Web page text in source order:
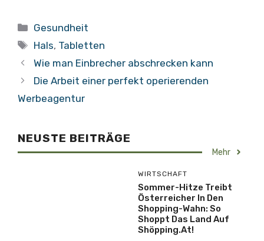
Kategorien
Gesundheit
Schlagwörter
Hals, Tabletten
Wie man Einbrecher abschrecken kann
Die Arbeit einer perfekt operierenden
Werbeagentur
NEUSTE BEITRÄGE
Mehr
WIRTSCHAFT
Sommer-Hitze Treibt
Österreicher In Den
Shopping-Wahn: So
Shoppt Das Land Auf
Shöpping.at!